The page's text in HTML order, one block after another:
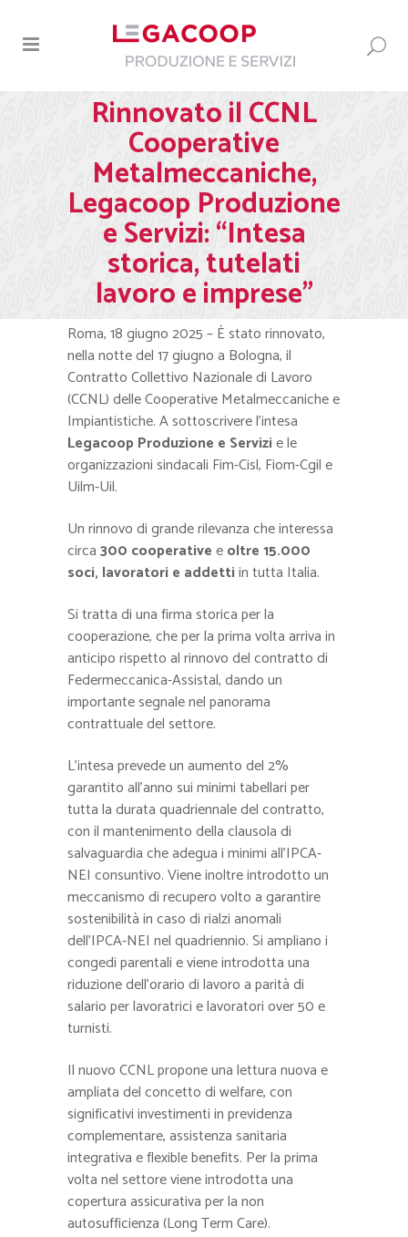
Rinnovato il CCNL
Cooperative
Metalmeccaniche,
Legacoop Produzione
e Servizi: “Intesa
storica, tutelati
lavoro e imprese”
Roma, 18 giugno 2025 – È stato rinnovato,
nella notte del 17 giugno a Bologna, il
Contratto Collettivo Nazionale di Lavoro
(CCNL) delle Cooperative Metalmeccaniche e
Impiantistiche. A sottoscrivere l’intesa
Legacoop Produzione e Servizie le
organizzazioni sindacali Fim-Cisl, Fiom-Cgil e
Uilm-Uil.
Un rinnovo di grande rilevanza che interessa
circa300 cooperativeeoltre 15.000
soci, lavoratori e addettiin tutta Italia.
Si tratta di una firma storica per la
cooperazione, che per la prima volta arriva in
anticipo rispetto al rinnovo del contratto di
Federmeccanica-Assistal, dando un
importante segnale nel panorama
contrattuale del settore.
L’intesa prevede un aumento del 2%
garantito all’anno sui minimi tabellari per
tutta la durata quadriennale del contratto,
con il mantenimento della clausola di
salvaguardia che adegua i minimi all’IPCA-
NEI consuntivo. Viene inoltre introdotto un
meccanismo di recupero volto a garantire
sostenibilità in caso di rialzi anomali
dell’IPCA-NEI nel quadriennio. Si ampliano i
congedi parentali e viene introdotta una
riduzione dell’orario di lavoro a parità di
salario per lavoratrici e lavoratori over 50 e
turnisti.
Il nuovo CCNL propone una lettura nuova e
ampliata del concetto di welfare, con
significativi investimenti in previdenza
complementare, assistenza sanitaria
integrativa e flexible benefits. Per la prima
volta nel settore viene introdotta una
copertura assicurativa per la non
autosufficienza (Long Term Care).